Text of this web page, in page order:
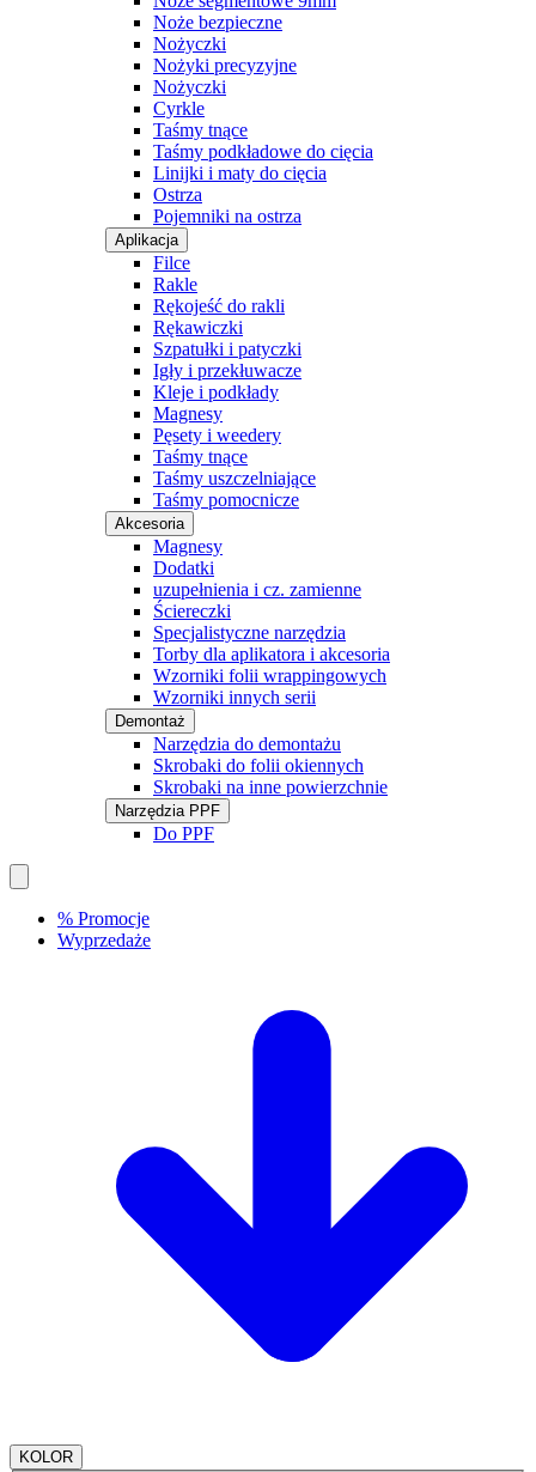
Noże bezpieczne
Nożyczki
Nożyki precyzyjne
Nożyczki
Cyrkle
Taśmy tnące
Taśmy podkładowe do cięcia
Linijki i maty do cięcia
Ostrza
Pojemniki na ostrza
Aplikacja
Filce
Rakle
Rękojeść do rakli
Rękawiczki
Szpatułki i patyczki
Igły i przekłuwacze
Kleje i podkłady
Magnesy
Pęsety i weedery
Taśmy tnące
Taśmy uszczelniające
Taśmy pomocnicze
Akcesoria
Magnesy
Dodatki
uzupełnienia i cz. zamienne
Ściereczki
Specjalistyczne narzędzia
Torby dla aplikatora i akcesoria
Wzorniki folii wrappingowych
Wzorniki innych serii
Demontaż
Narzędzia do demontażu
Skrobaki do folii okiennych
Skrobaki na inne powierzchnie
Narzędzia PPF
Do PPF
% Promocje
Wyprzedaże
KOLOR